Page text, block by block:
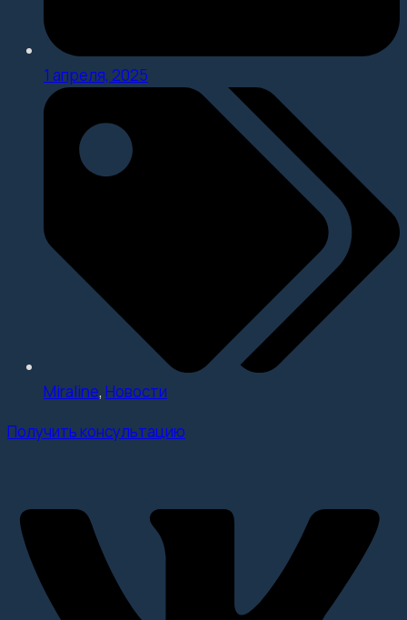
1 апреля, 2025
Miraline, Новости
Получить консультацию